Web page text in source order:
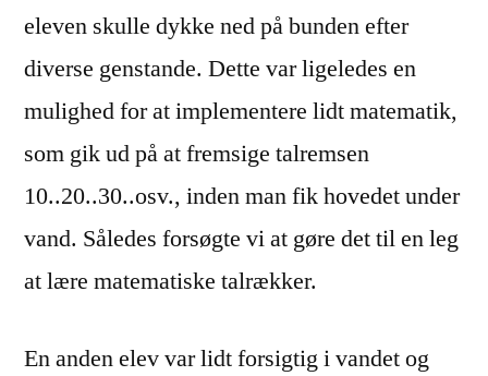
eleven skulle dykke ned på bunden efter
diverse genstande. Dette var ligeledes en
mulighed for at implementere lidt matematik,
som gik ud på at fremsige talremsen
10..20..30..osv., inden man fik hovedet under
vand. Således forsøgte vi at gøre det til en leg
at lære matematiske talrækker.
En anden elev var lidt forsigtig i vandet og